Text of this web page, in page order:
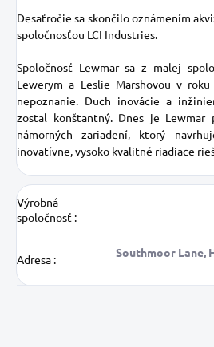
Desaťročie sa skončilo oznámením
spoločnosťou LCI Industries.
Spoločnosť Lewmar sa z malej
Lewerym a Leslie Marshovou v
nepoznanie. Duch inovácie a
zostal konštantný. Dnes je Lewmar
námorných zariadení, ktorý
inovatívne, vysoko kvalitné riadiace
Výrobná
spoločnosť :
Adresa :
Southmoor Lane,